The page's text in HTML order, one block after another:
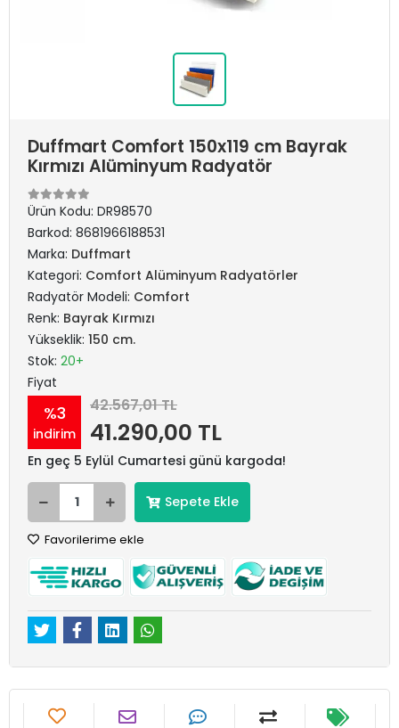
Duffmart Comfort 150x119 cm Bayrak
Kırmızı Alüminyum Radyatör
Ürün Kodu: DR98570
Barkod: 8681966188531
Marka: Duffmart
Kategori: Comfort Alüminyum Radyatörler
Radyatör Modeli: Comfort
Renk: Bayrak Kırmızı
Yükseklik: 150 cm.
Stok: 20+
Fiyat
%3
indirim
42.567,01 TL
41.290,00 TL
En geç 5 Eylül Cumartesi günü kargoda!
Sepete Ekle
Favorilerime ekle